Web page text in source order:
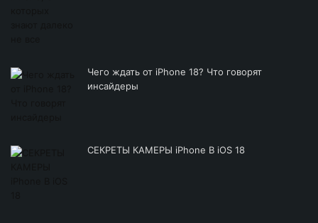
Чего ждать от iPhone 18? Что говорят
инсайдеры
СЕКРЕТЫ КАМЕРЫ iPhone В iOS 18